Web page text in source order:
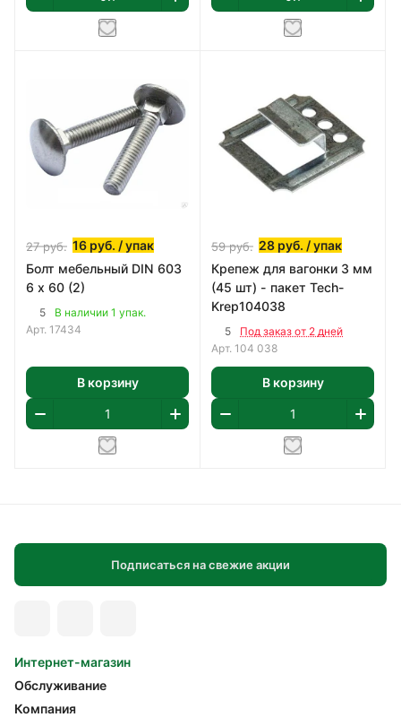
27руб. 16 руб. / упак
Болт мебельный DIN 603
6 х 60 (2)
5
В наличии 1 упак.
Арт. 17434
В корзину
59руб. 28 руб. / упак
Крепеж для вагонки 3 мм
(45 шт) - пакет Tech-
Krep104038
5
Под заказ от 2 дней
Арт. 104 038
В корзину
Подписаться на свежие акции
Интернет-магазин
Обслуживание
Компания